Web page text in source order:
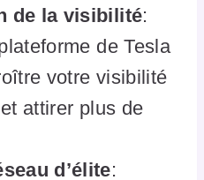
de la visibilité:
de Tesla
votre visibilité
attirer plus de
d’élite: